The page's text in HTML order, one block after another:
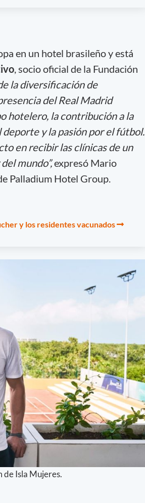
en un hotel brasileño y está
, socio oficial de la Fundación
la diversificación de
del Real Madrid
hotelero, la contribución a la
y la pasión por el fútbol.
en recibir las clínicas de un
mundo”,expresó Mario
Palladium Hotel Group.
y los residentes vacunados
de Isla Mujeres.